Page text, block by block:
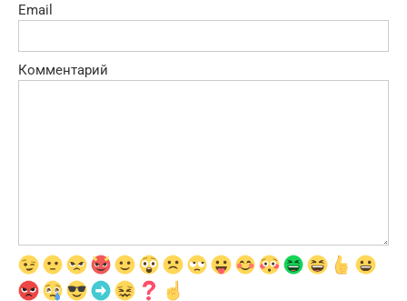
Email
Комментарий